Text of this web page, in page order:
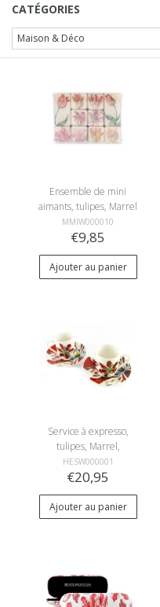
CATÉGORIES
Ensemble de mini
aimants, tulipes, Marrel
MMIW000010
€9,85
Ajouter au panier
Service à expresso,
tulipes, Marrel,
Rijksmuseum
HESW000001
€20,95
Ajouter au panier